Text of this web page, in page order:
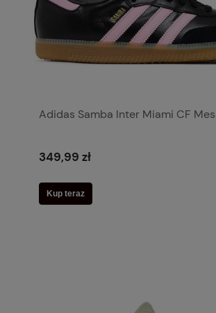
Adidas Samba Inter Miami CF
349,99 zł
Kup teraz